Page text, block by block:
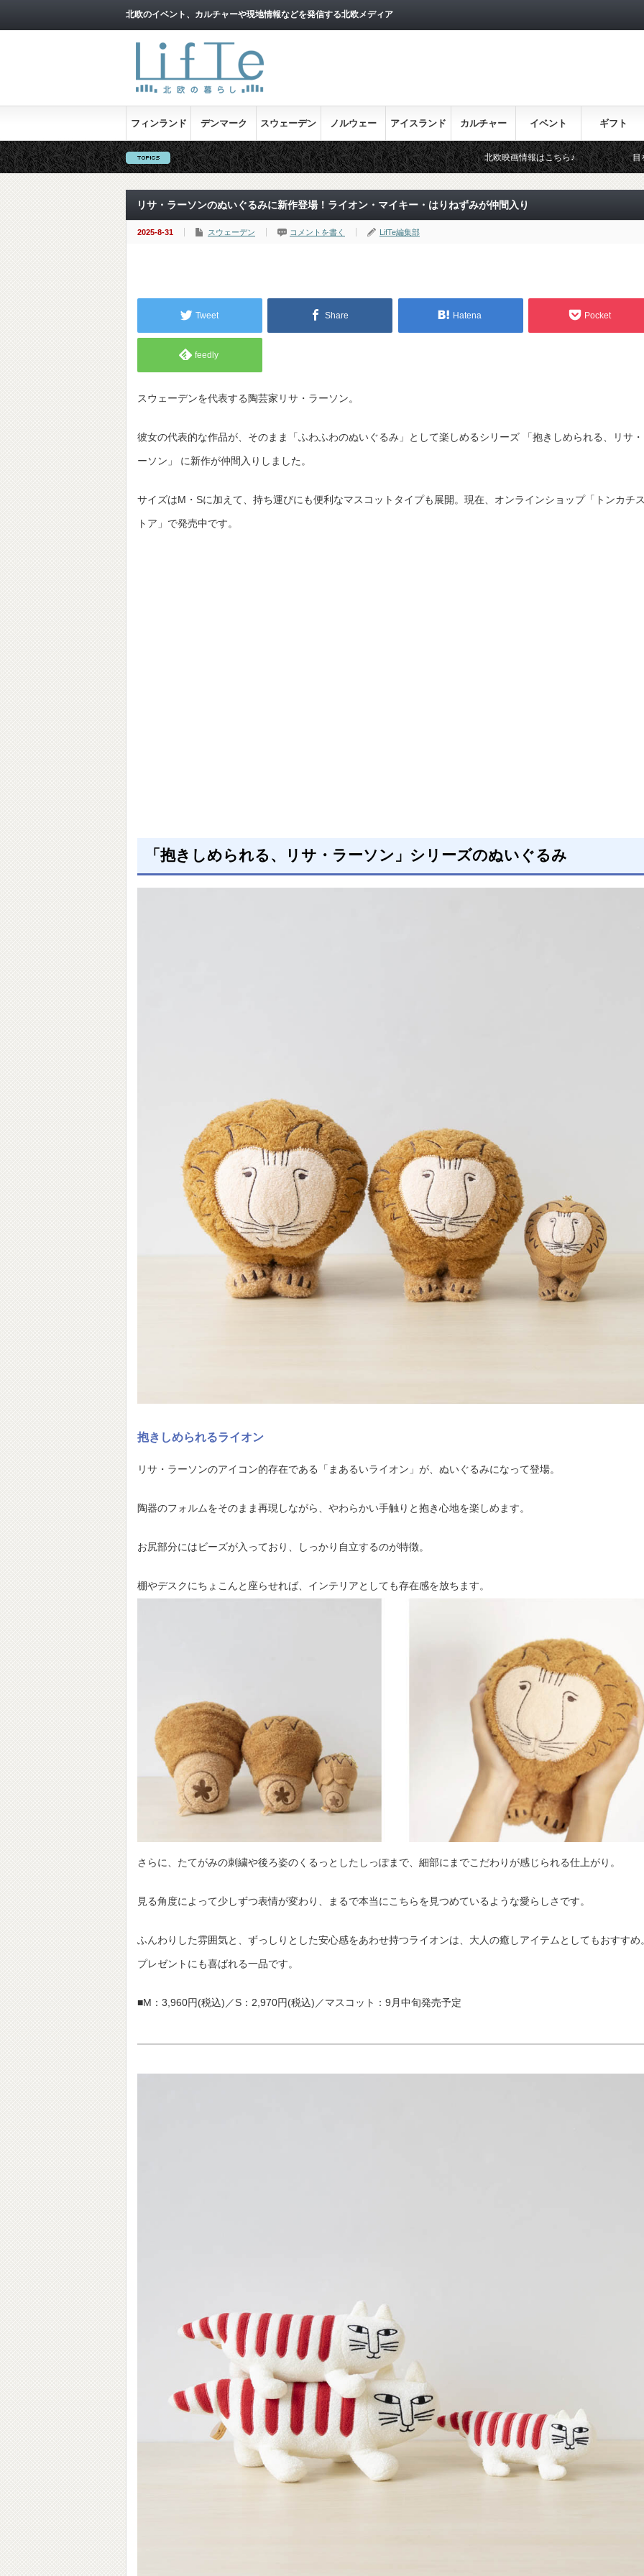
北欧のイベント、カルチャーや現地情報などを発信する北欧メディア
フィンランド デンマーク スウェーデン ノルウェー アイスランド カルチャー イベント ギフト
北欧映画情報はこちら♪ 目を通しておきた
リサ・ラーソンのぬいぐるみに新作登場！ライオン・マイキー・はりねずみが仲間入り
2025-8-31 スウェーデン コメントを書く LifTe編集部
Tweet Share Hatena Pocket
feedly
スウェーデンを代表する陶芸家リサ・ラーソン。
彼女の代表的な作品が、そのまま「ふわふわのぬいぐるみ」として楽しめるシリーズ 「抱きしめられる、リサ
ーソン」 に新作が仲間入りしました。
サイズはM・Sに加えて、持ち運びにも便利なマスコットタイプも展開。現在、オンラインショップ「トンカチ
トア」で発売中です。
「抱きしめられる、リサ・ラーソン」シリーズのぬいぐるみ
抱きしめられるライオン
リサ・ラーソンのアイコン的存在である「まあるいライオン」が、ぬいぐるみになって登場。
陶器のフォルムをそのまま再現しながら、やわらかい手触りと抱き心地を楽しめます。
お尻部分にはビーズが入っており、しっかり自立するのが特徴。
棚やデスクにちょこんと座らせれば、インテリアとしても存在感を放ちます。
さらに、たてがみの刺繍や後ろ姿のくるっとしたしっぽまで、細部にまでこだわりが感じられる仕上がり。
見る角度によって少しずつ表情が変わり、まるで本当にこちらを見つめているような愛らしさです。
ふんわりした雰囲気と、ずっしりとした安心感をあわせ持つライオンは、大人の癒しアイテムとしてもおすすめ
プレゼントにも喜ばれる一品です。
■M：3,960円(税込)／S：2,970円(税込)／マスコット：9月中旬発売予定